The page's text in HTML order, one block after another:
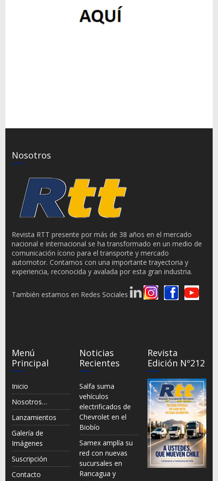
Nosotros
Revista RTT presente por más de 38 años en el mercado
nacional e internacional se ha transformado en un medio de
comunicación ícono para el transporte y mercado
automotor. Contamos con una importante trayectoria y
experiencia, reconocida y avalada por esta gran industria.
También estamos en Redes Sociales
Menú
Principal
Inicio
Nosotros…
Lanzamientos
Galería de
Imágenes
Suscripción
Contacto
Noticias
Recientes
Salfa suma
vehículos
electrificados de
Chevrolet en el
Biobío
Samex amplía su
red con nuevas
sucursales en
Rancagua y
Revista
Edición Nº212